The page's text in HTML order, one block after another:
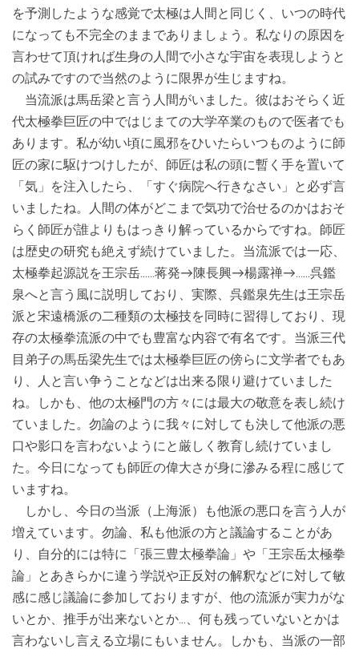
を予測したような感覚で太極は人間と同じく、いつの時代
になっても不完全のままでありましょう。私なりの原因を
言わせて頂ければ生身の人間で小さな宇宙を表現しようと
の試みですので当然のように限界が生じますね。
当流派は馬岳梁と言う人間がいました。彼はおそらく近
代太極拳巨匠の中ではじまての大学卒業のもので医者でも
あります。私が幼い頃に風邪をひいたらいつものように師
匠の家に駆けつけしたが、師匠は私の頭に暫く手を置いて
「気」を注入したら、「すぐ病院へ行きなさい」と必ず言
いましたね。人間の体がどこまで気功で治せるのかはおそ
らく師匠が誰よりもはっきり解っているからですね。師匠
は歴史の研究も絶えず続けていました。当流派では一応、
太極拳起源説を王宗岳……蒋発→陳長興→楊露禅→……呉鑑
泉へと言う風に説明しており、実際、呉鑑泉先生は王宗岳
派と宋遠橋派の二種類の太極技を同時に習得しており、現
存の太極拳流派の中でも豊富な内容で有名です。当派三代
目弟子の馬岳梁先生では太極拳巨匠の傍らに文学者でもあ
り、人と言い争うことなどは出来る限り避けていました
ね。しかも、他の太極門の方々には最大の敬意を表し続け
ていました。勿論のように我々に対しても決して他派の悪
口や影口を言わないようにと厳しく教育し続けていまし
た。今日になっても師匠の偉大さが身に滲みる程に感じて
いますね。
しかし、今日の当派（上海派）も他派の悪口を言う人が
増えています。勿論、私も他派の方と議論することがあ
り、自分的には特に「張三豊太極拳論」や「王宗岳太極拳
論」とあきらかに違う学説や正反対の解釈などに対して敏
感に感じ議論に参加しておりますが、他の流派が実力がな
いとか、推手が出来ないとか…、何も残っていないとかは
言わないし言える立場にもいません。しかも、当派の一部